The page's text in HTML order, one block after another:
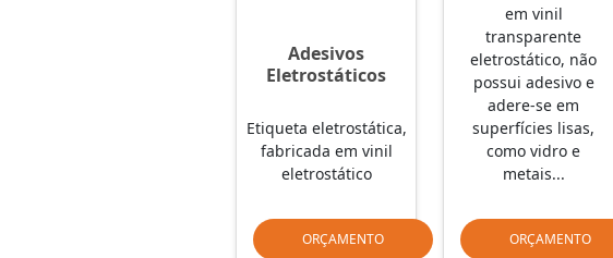
Adesivos
Eletrostáticos
Etiqueta eletrostática,
fabricada em vinil
eletrostático
ORÇAMENTO
em vinil
transparente
eletrostático, não
possui adesivo e
adere-se em
superfícies lisas,
como vidro e
metais...
ORÇAMENTO